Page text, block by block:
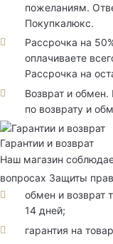
пожеланиям.
Покупкалюкс.
Рассрочка на
оплачиваете
Рассрочка на
Возврат и
по возврату и
Гарантии и возврат
Наш магазин
вопросах Защиты
обмен и возврат
14 дней;
гарантия на